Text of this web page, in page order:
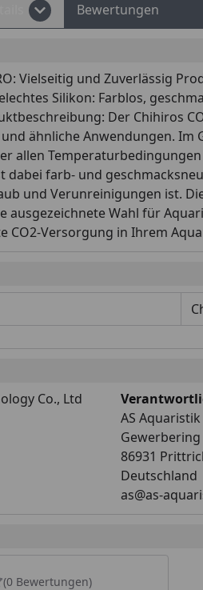
Bewertungen
Vielseitig und Zuverlässig
Silikon: Farblos,
Der Chihiros
ähnliche Anwendungen.
allen
dabei farb- und
und Verunreinigungen ist.
ausgezeichnete Wahl für
CO2-Versorgung in Ihrem
Co., Ltd
AS
Gewerbering
86931
Deutschland
as@as-
(0 Bewertungen)